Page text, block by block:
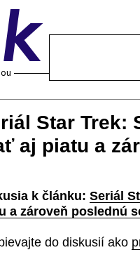
Star Trek:
aj piatu a
k článku: Seriál
a zároveň poslednú
do diskusií ako